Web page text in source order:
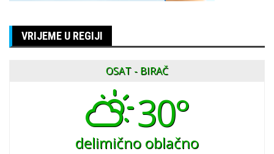
VRIJEME U REGIJI
OSAT - BIRAČ
30°
delimično oblačno